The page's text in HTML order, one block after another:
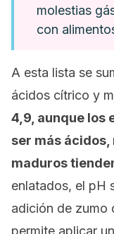
molestias
con
A esta lista se
ácidos cítrico y
4,9, aunque los
ser más
maduros
enlatados, el pH
adición de zumo
permite aplicar